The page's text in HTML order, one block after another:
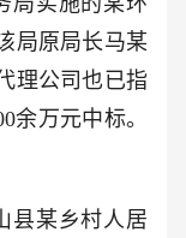
局原局长马某
理公司也已指
余万元中标。
县某乡村人居